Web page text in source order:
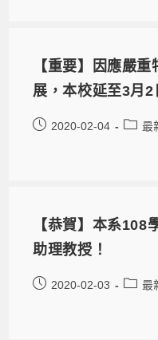
【重要】因應嚴
展，本校延至3月2
2020-02-04 最
【恭賀】本系108
助理教授！
2020-02-03 最